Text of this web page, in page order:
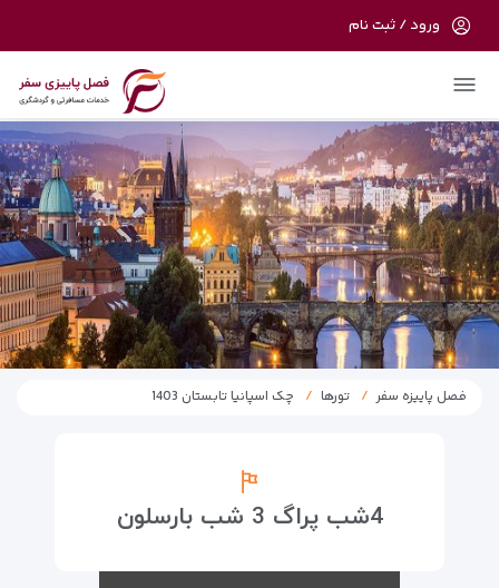
ورود / ثبت نام
در حال حاضر ارتباط با سرور قطع می باشد
لطفا دقایقی بعد مجددا تلاش کنید.
فصل پاییزه سفر تورها چک اسپانیا تابستان 1403
4شب پراگ 3 شب بارسلون